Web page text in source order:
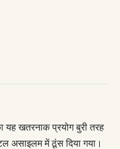
यह खतरनाक प्रयोग बुरी तरह
असाइलम में ठूंस दिया गया।